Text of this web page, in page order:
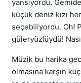
yansıyordu.
küçük deniz kızı
seçebiliyordu. Oh!
güleryüzlüydü!
Müzik bu harika
olmasına karşın